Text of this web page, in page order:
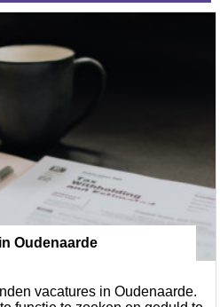
Oudenaarde
vacatures in Oudenaarde.